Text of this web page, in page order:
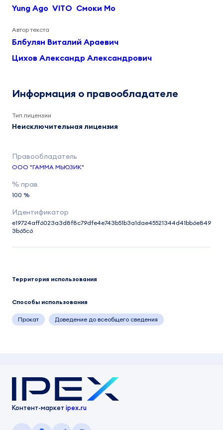
Yung Ago VITO Смоки Мо
Автор текста
Блбулян Виталий Араевич
Цихов Александр Александрович
Информация о правообладателе
Тип лицензии
Неисключительная лицензия
ООО "ГАММА МЬЮЗИК"
100 %
e19724aff6023a3d8f8c79dfe4e743b51b3a1dae45521344d41bb6e849
3b65c6
Территория использования
Способы использования
Прокат Доведение до всеобщего сведения
Контент-маркет ipex.ru